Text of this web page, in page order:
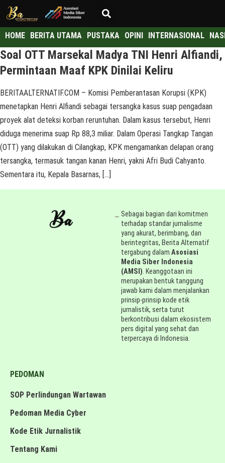
HOME BERITA UTAMA PUSTAKA OPINI INTERNASIONAL
Soal OTT Marsekal Madya TNI Henri Alfiandi,
Permintaan Maaf KPK Dinilai Keliru
BERITAALTERNATIF.COM – Komisi Pemberantasan Korupsi (KPK)
menetapkan Henri Alfiandi sebagai tersangka kasus suap pengadaan
proyek alat deteksi korban reruntuhan. Dalam kasus tersebut, Henri
diduga menerima suap Rp 88,3 miliar. Dalam Operasi Tangkap Tangan
(OTT) yang dilakukan di Cilangkap, KPK mengamankan delapan orang
tersangka, termasuk tangan kanan Henri, yakni Afri Budi Cahyanto.
Sementara itu, Kepala Basarnas, […]
Sebagai bagian dari komitmen
terhadap standar jurnalisme
yang akurat, berimbang, dan
berintegritas, Berita Alternatif
tergabung dalamAsosiasi
Media Siber Indonesia
(AMSI). Keanggotaan ini
merupakan bentuk tanggung
jawab kami dalam menjalankan
prinsip-prinsip kode etik
jurnalistik, serta turut
berkontribusi dalam ekosistem
pers digital yang sehat dan
terpercaya di Indonesia.
PEDOMAN
SOP Perlindungan Wartawan
Pedoman Media Cyber
Kode Etik Jurnalistik
Tentang Kami